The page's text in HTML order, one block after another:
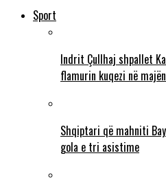
Sport
Indrit Çullhaj shpallet
flamurin kuqezi në
Shqiptari që mahniti
gola e tri asistime